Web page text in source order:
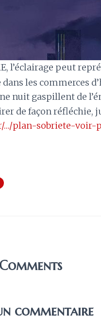
l’éclairage peut
les commerces
nuit gaspillent de
de façon réfléchie,
…/plan-sobriete-
commentaire